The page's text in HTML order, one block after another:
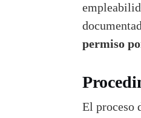
permiso
El proceso